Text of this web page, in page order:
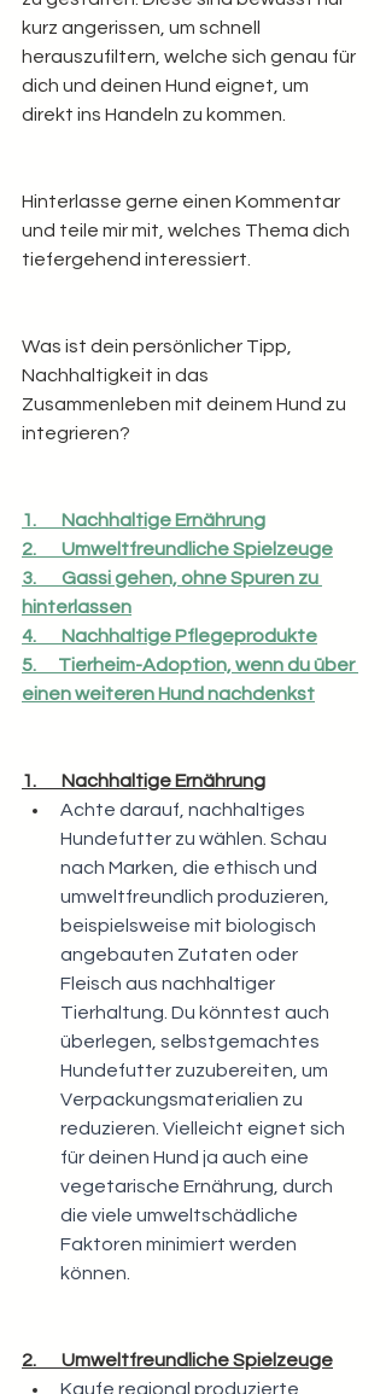
kurz angerissen, um schnell
herauszufiltern, welche sich genau für
dich und deinen Hund eignet, um
direkt ins Handeln zu kommen.
Hinterlasse gerne einen Kommentar
und teile mir mit, welches Thema dich
tiefergehend interessiert.
Was ist dein persönlicher Tipp,
Nachhaltigkeit in das
Zusammenleben mit deinem Hund zu
integrieren?
1.       Nachhaltige Ernährung
2.       Umweltfreundliche Spielzeuge
3.       Gassi gehen, ohne Spuren zu
hinterlassen
4.       Nachhaltige Pflegeprodukte
5.      Tierheim-Adoption, wenn du über
einen weiteren Hund nachdenkst
1.       Nachhaltige Ernährung
Achte darauf, nachhaltiges
Hundefutter zu wählen. Schau
nach Marken, die ethisch und
umweltfreundlich produzieren,
beispielsweise mit biologisch
angebauten Zutaten oder
Fleisch aus nachhaltiger
Tierhaltung. Du könntest auch
überlegen, selbstgemachtes
Hundefutter zuzubereiten, um
Verpackungsmaterialien zu
reduzieren. Vielleicht eignet sich
für deinen Hund ja auch eine
vegetarische Ernährung, durch
die viele umweltschädliche
Faktoren minimiert werden
können.
2.       Umweltfreundliche Spielzeuge
Kaufe regional produzierte